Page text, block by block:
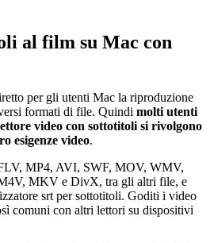
al film su Mac con
per gli utenti Mac la riproduzione
formati di file. Quindi molti utenti
video con sottotitoli si rivolgono
esigenze video.
MP4, AVI, SWF, MOV, WMV,
MKV e DivX, tra gli altri file, e
srt per sottotitoli. Goditi i video
comuni con altri lettori su dispositivi